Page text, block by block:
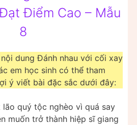
Điểm Cao – Mẫu
8
dung Đánh nhau với cối xay
em học sinh có thể tham
ý viết bài đặc sắc dưới đây:
quý tộc nghèo vì quá say
muốn trở thành hiệp sĩ giang